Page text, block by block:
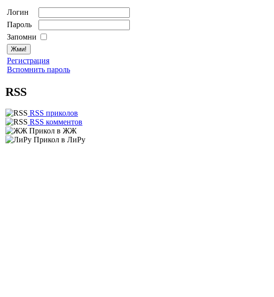
Логин
Пароль
Запомни
Регистрация
Вспомнить пароль
RSS
RSS приколов
RSS комментов
Прикол в ЖЖ
Прикол в ЛиРу